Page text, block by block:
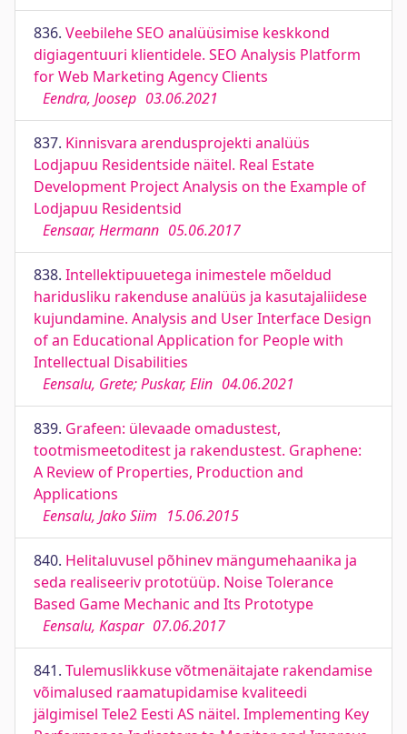
836. Veebilehe SEO analüüsimise keskkond
digiagentuuri klientidele. SEO Analysis Platform
for Web Marketing Agency Clients
Eendra, Joosep 03.06.2021
837. Kinnisvara arendusprojekti analüüs
Lodjapuu Residentside näitel. Real Estate
Development Project Analysis on the Example of
Lodjapuu Residentsid
Eensaar, Hermann 05.06.2017
838. Intellektipuuetega inimestele mõeldud
haridusliku rakenduse analüüs ja kasutajaliidese
kujundamine. Analysis and User Interface Design
of an Educational Application for People with
Intellectual Disabilities
Eensalu, Grete; Puskar, Elin 04.06.2021
839. Grafeen: ülevaade omadustest,
tootmismeetoditest ja rakendustest. Graphene:
A Review of Properties, Production and
Applications
Eensalu, Jako Siim 15.06.2015
840. Helitaluvusel põhinev mängumehaanika ja
seda realiseeriv prototüüp. Noise Tolerance
Based Game Mechanic and Its Prototype
Eensalu, Kaspar 07.06.2017
841. Tulemuslikkuse võtmenäitajate rakendamise
võimalused raamatupidamise kvaliteedi
jälgimisel Tele2 Eesti AS näitel. Implementing Key